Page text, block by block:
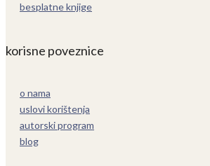
besplatne knjige
korisne poveznice
o nama
uslovi korištenja
autorski program
blog